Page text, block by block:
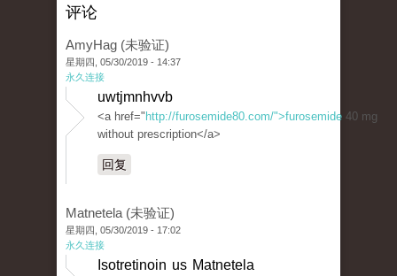
评论
AmyHag (未验证)
星期四, 05/30/2019 - 14:37
永久连接
uwtjmnhvvb
<a href=" http://furosemide80.com/">furosemide 40 mg
without prescription</a>
回复
Matnetela (未验证)
星期四, 05/30/2019 - 17:02
永久连接
Isotretinoin us Matnetela